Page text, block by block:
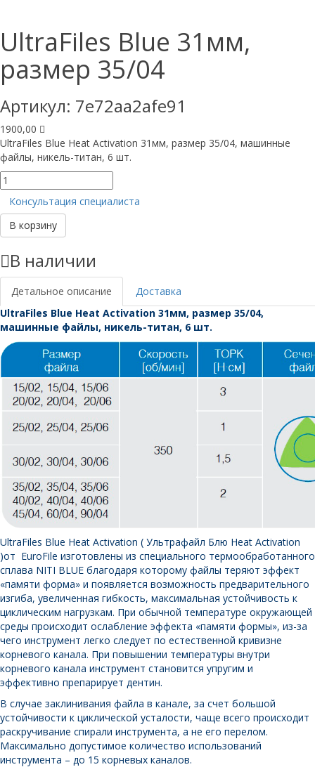
UltraFiles Blue 31мм,
размер 35/04
Артикул: 7e72aa2afe91
1900,00
UltraFiles Blue Heat Activation 31мм, размер 35/04, машинные
файлы, никель-титан, 6 шт.
Количество
товара
UltraFiles
Blue
31мм,
35/04
Консультация специалиста
В корзину
В наличии
Детальное описание
Доставка
UltraFiles Blue Heat Activation 31мм, размер 35/04,
машинные файлы, никель-титан, 6 шт.
UltraFiles Blue Heat Activation ( Ультрафайл Блю Heat Activation
)от EuroFile изготовлены из специального термообработанного
сплава NITI BLUE благодаря которому файлы теряют эффект
«памяти форма» и появляется возможность предварительного
изгиба, увеличенная гибкость, максимальная устойчивость к
циклическим нагрузкам. При обычной температуре окружающей
среды происходит ослабление эффекта «памяти формы», из-за
чего инструмент легко следует по естественной кривизне
корневого канала. При повышении температуры внутри
корневого канала инструмент становится упругим и
эффективно препарирует дентин.
В случае заклинивания файла в канале, за счет большой
устойчивости к циклической усталости, чаще всего происходит
раскручивание спирали инструмента, а не его перелом.
Максимально допустимое количество использований
инструмента – до 15 корневых каналов.